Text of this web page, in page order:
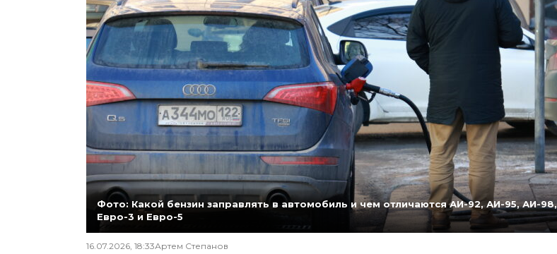
Фото: Какой бензин заправлять в автомобиль и чем отличаются АИ-92, АИ-95, АИ-98,
Евро-3 и Евро-5
16.07.2026, 18:33Артем Степанов